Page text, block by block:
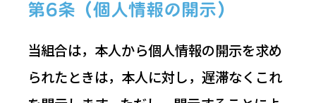
第6条（個人情報の開示）
当組合は，本人から個人情報の開示を求め
られたときは，本人に対し，遅滞なくこれ